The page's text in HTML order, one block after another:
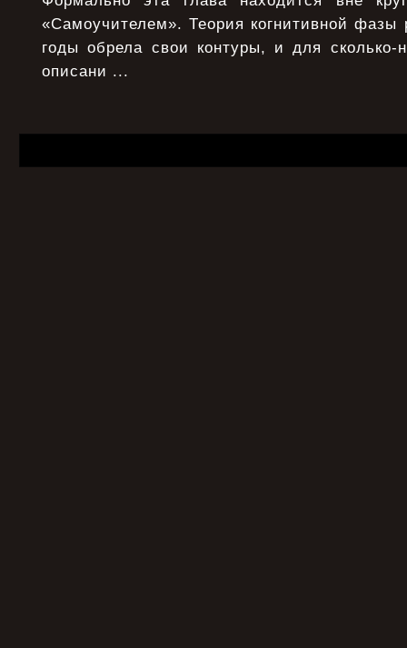
«Самоучителем». Теория когнитивной
годы обрела свои контуры, и для сколько-
описани ...